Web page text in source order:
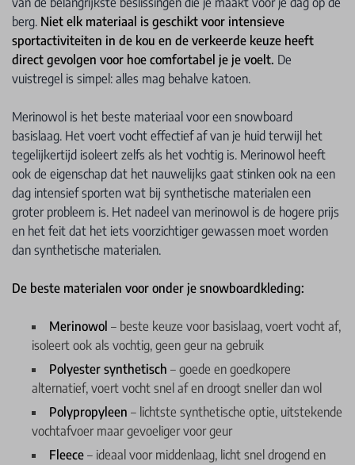
berg. Niet elk materiaal is geschikt voor intensieve
sportactiviteiten in de kou en de verkeerde keuze heeft
direct gevolgen voor hoe comfortabel je je voelt. De
vuistregel is simpel: alles mag behalve katoen.
Merinowol is het beste materiaal voor een snowboard
basislaag. Het voert vocht effectief af van je huid terwijl het
tegelijkertijd isoleert zelfs als het vochtig is. Merinowol heeft
ook de eigenschap dat het nauwelijks gaat stinken ook na een
dag intensief sporten wat bij synthetische materialen een
groter probleem is. Het nadeel van merinowol is de hogere prijs
en het feit dat het iets voorzichtiger gewassen moet worden
dan synthetische materialen.
De beste materialen voor onder je snowboardkleding:
Merinowol – beste keuze voor basislaag, voert vocht af,
isoleert ook als vochtig, geen geur na gebruik
Polyester synthetisch – goede en goedkopere
alternatief, voert vocht snel af en droogt sneller dan wol
Polypropyleen – lichtste synthetische optie, uitstekende
vochtafvoer maar gevoeliger voor geur
Fleece – ideaal voor middenlaag, licht snel drogend en